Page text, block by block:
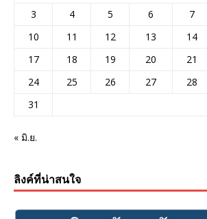
3
4 5 6 7
10
11 12 13 14
17
18 19 20 21
24
25 26 27 28
31
« มิ.ย.
ลิงค์ที่น่าสนใจ